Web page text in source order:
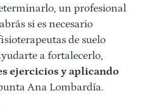
un profesional
si es necesario
de suelo
a fortalecerlo,
ejercicios y aplicando
Ana Lombardía.